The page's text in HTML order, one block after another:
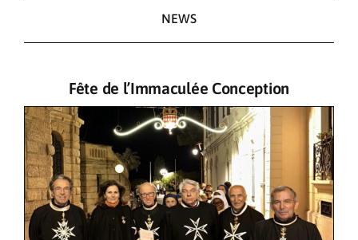
Contact
NEWS
Fête de l’Immaculée Conception